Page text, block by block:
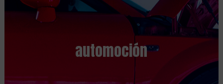
automoción